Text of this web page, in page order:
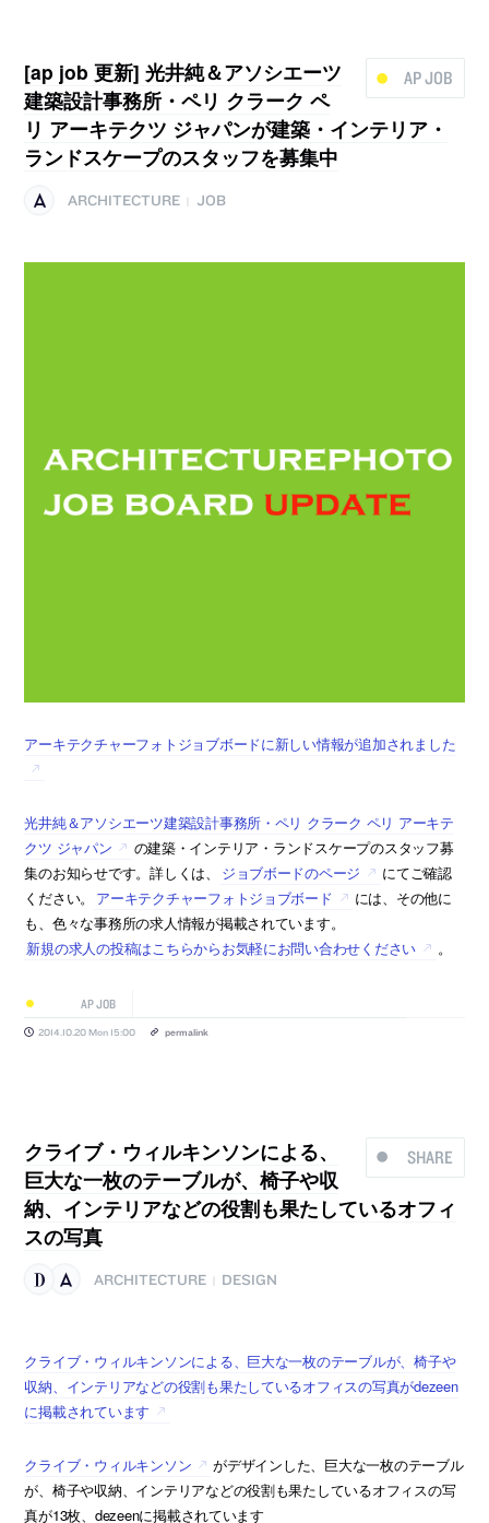
AP JOB
[ap job 更新] 光井純＆アソシエーツ
建築設計事務所・ペリ クラーク ペ
リ アーキテクツ ジャパンが建築・インテリア・
ランドスケープのスタッフを募集中
ARCHITECTURE JOB
アーキテクチャーフォトジョブボードに新しい情報が追加されました
光井純＆アソシエーツ建築設計事務所・ペリ クラーク ペリ アーキテ
クツ ジャパン
の建築・インテリア・ランドスケープのスタッフ募
集のお知らせです。詳しくは、
ジョブボードのページ
にてご確認
ください。
アーキテクチャーフォトジョブボード
には、その他に
も、色々な事務所の求人情報が掲載されています。
新規の求人の投稿はこちらからお気軽にお問い合わせください
。
AP JOB
2014.10.20 Mon 15:00 permalink
SHARE
クライブ・ウィルキンソンによる、
巨大な一枚のテーブルが、椅子や収
納、インテリアなどの役割も果たしているオフィ
スの写真
ARCHITECTURE DESIGN
クライブ・ウィルキンソンによる、巨大な一枚のテーブルが、椅子や
収納、インテリアなどの役割も果たしているオフィスの写真がdezeen
に掲載されています
クライブ・ウィルキンソン
がデザインした、巨大な一枚のテーブル
が、椅子や収納、インテリアなどの役割も果たしているオフィスの写
真が13枚、dezeenに掲載されています